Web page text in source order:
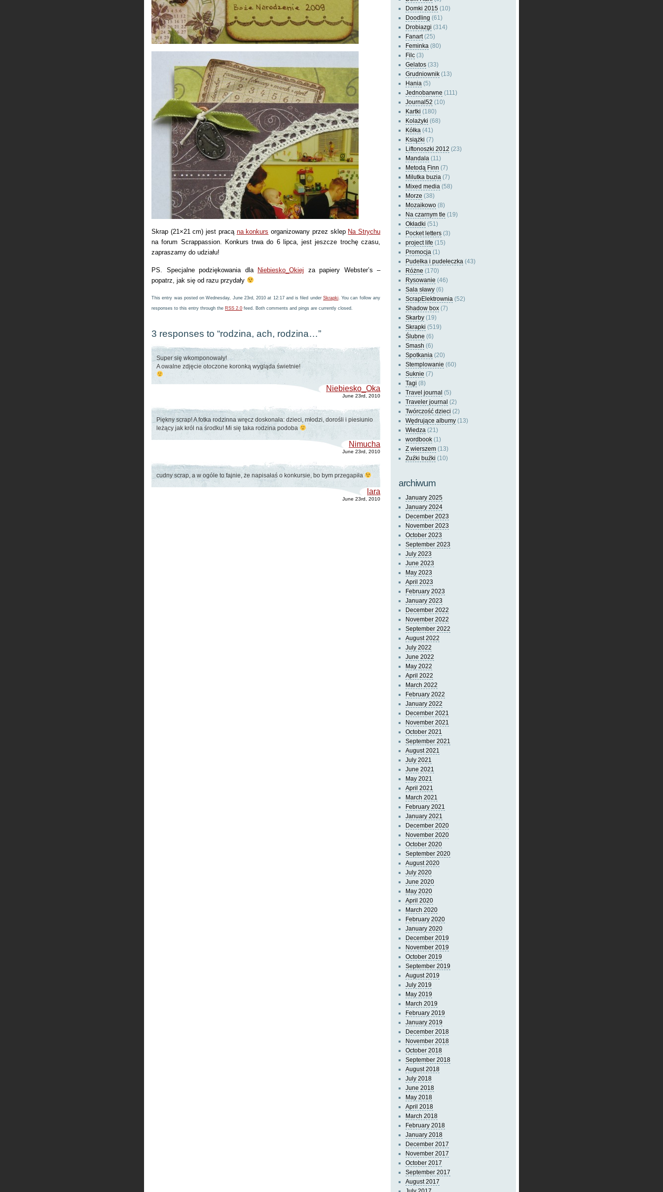
Skrap (21×21 cm) jest pracą na konkurs organizowany przez sklep Na Strychu
na forum Scrappassion. Konkurs trwa do 6 lipca, jest jeszcze trochę czasu,
zapraszamy do udziału!
PS. Specjalne podziękowania dla Niebiesko_Okiej za papiery Webster’s –
popatrz, jak się od razu przydały
This entry was posted on Wednesday, June 23rd, 2010 at 12:17 and is filed under Skrapki. You can follow any
responses to this entry through the RSS 2.0 feed. Both comments and pings are currently closed.
3 responses to “rodzina, ach, rodzina…”
Super się wkomponowały!
A owalne zdjęcie otoczone koronką wygląda świetnie!
Niebiesko_Oka
June 23rd, 2010
Piękny scrap! A fotka rodzinna wręcz doskonała: dzieci, młodzi, dorośli i piesiunio
leżący jak król na środku! Mi się taka rodzina podoba
Nimucha
June 23rd, 2010
cudny scrap, a w ogóle to fajnie, że napisałaś o konkursie, bo bym przegapiła
lara
June 23rd, 2010
Domki 2015 (10)
Doodling (61)
Drobiazgi (314)
Fanart(25)
Feminka (80)
Filc (3)
Gelatos (33)
Grudniownik (13)
Hania (5)
Jednobarwne (111)
Journal52 (10)
Kartki (180)
Kolażyki (68)
Kółka (41)
Książki (7)
Liftonoszki 2012 (23)
Mandala (11)
Metodą Finn (7)
Milutka buzia (7)
Mixed media (58)
Morze (38)
Mozaikowo (8)
Na czarnym tle (19)
Okładki (51)
Pocket letters (3)
project life (15)
Promocja (1)
Pudełka i pudełeczka (43)
Różne (170)
Rysowanie (46)
Sala sławy (6)
ScrapElektrownia (52)
Shadow box (7)
Skarby (19)
Skrapki (519)
Ślubne (6)
Smash (6)
Spotkania (20)
Stemplowanie (60)
Suknie (7)
Tagi (8)
Travel journal (5)
Traveler journal (2)
Twórczość dzieci (2)
Wędrujące albumy (13)
Wiedza (21)
wordbook (1)
Z wierszem (13)
Zuźki buźki (10)
archiwum
January 2025
January 2024
December 2023
November 2023
October 2023
September 2023
July 2023
June 2023
May 2023
April 2023
February 2023
January 2023
December 2022
November 2022
September 2022
August 2022
July 2022
June 2022
May 2022
April 2022
March 2022
February 2022
January 2022
December 2021
November 2021
October 2021
September 2021
August 2021
July 2021
June 2021
May 2021
April 2021
March 2021
February 2021
January 2021
December 2020
November 2020
October 2020
September 2020
August 2020
July 2020
June 2020
May 2020
April 2020
March 2020
February 2020
January 2020
December 2019
November 2019
October 2019
September 2019
August 2019
July 2019
May 2019
March 2019
February 2019
January 2019
December 2018
November 2018
October 2018
September 2018
August 2018
July 2018
June 2018
May 2018
April 2018
March 2018
February 2018
January 2018
December 2017
November 2017
October 2017
September 2017
August 2017